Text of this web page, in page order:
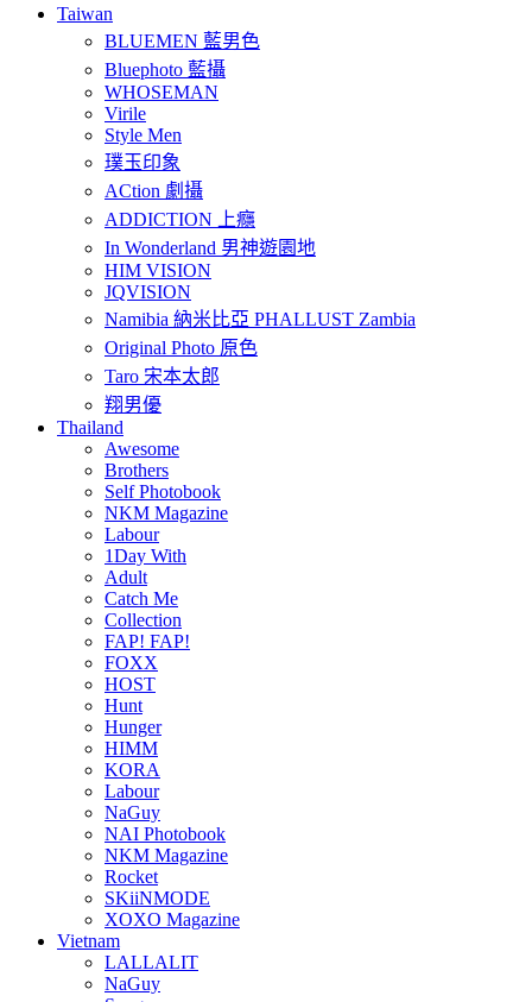
Taiwan
BLUEMEN 藍男色
Bluephoto 藍攝
WHOSEMAN
Virile
Style Men
璞玉印象
ACtion 劇攝
ADDICTION 上癮
In Wonderland 男神遊園地
HIM VISION
JQVISION
Namibia 納米比亞 PHALLUST Zambia
Original Photo 原色
Taro 宋本太郎
翔男優
Thailand
Awesome
Brothers
Self Photobook
NKM Magazine
Labour
1Day With
Adult
Catch Me
Collection
FAP! FAP!
FOXX
HOST
Hunt
Hunger
HIMM
KORA
Labour
NaGuy
NAI Photobook
NKM Magazine
Rocket
SKiiNMODE
XOXO Magazine
Vietnam
LALLALIT
NaGuy